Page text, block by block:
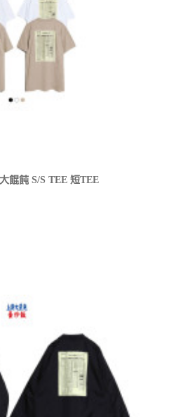
餛飩 S/S TEE 短TEE